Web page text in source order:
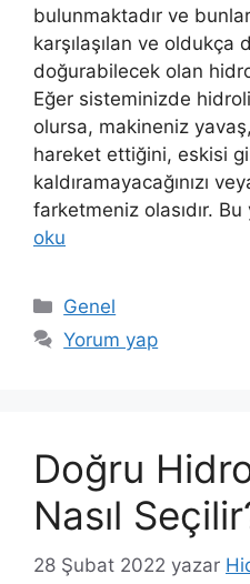
bulunmaktadır ve
karşılaşılan ve oldukça
doğurabilecek olan
Eğer sisteminizde
olursa, makineniz
hareket ettiğini, eskisi
kaldıramayacağınızı
farketmeniz olasıdır. Bu
oku
Kategoriler
Genel
Yorum yap
Doğru
Nasıl
28 Şubat 2022 yazar